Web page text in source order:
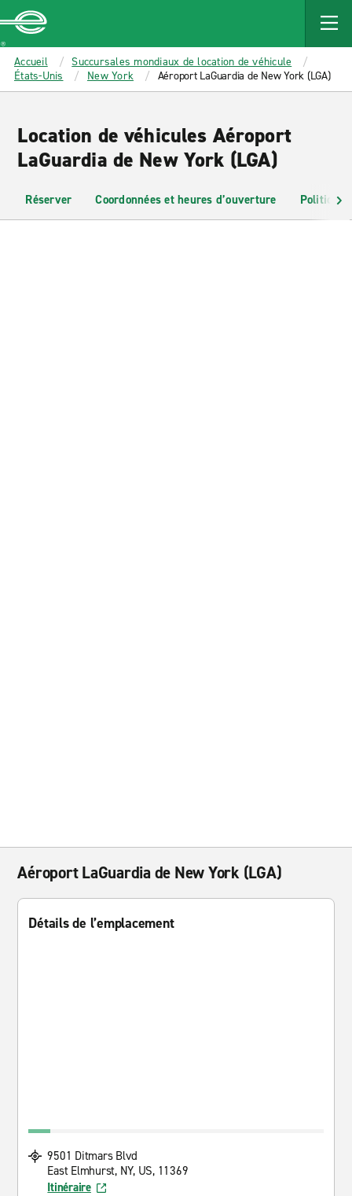
MAIN
CONTENT
Enterprise
Accueil
Succursales mondiaux de location de véhicule
États-Unis
New York Aéroport LaGuardia de New York (LGA)
Location de véhicules Aéroport
LaGuardia de New York (LGA)
Réserver Coordonnées et heures d’ouverture Politiques
Aéroport LaGuardia de New York (LGA)
Détails de l’emplacement
9501 Ditmars Blvd
East Elmhurst, NY, US, 11369
Itinéraire